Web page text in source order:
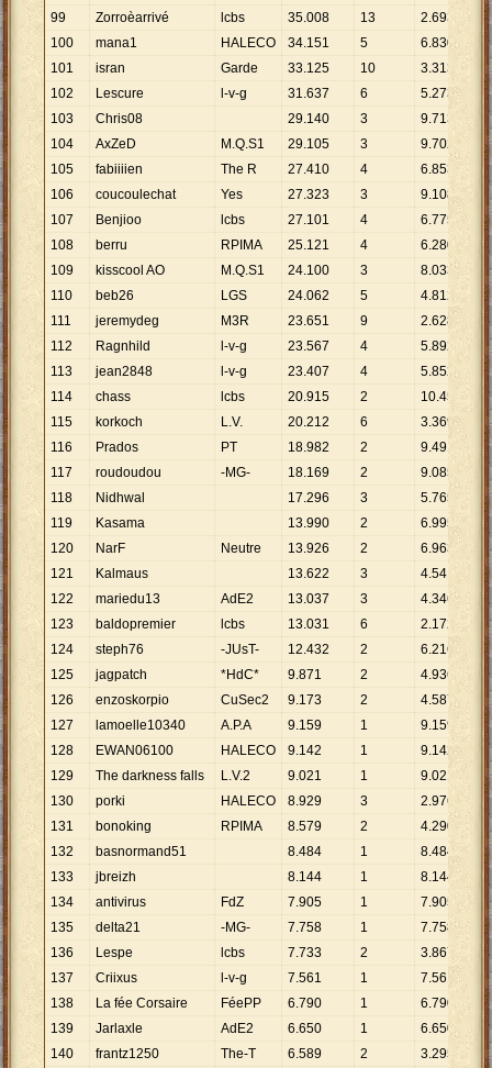
99
Zorroèarrivé lcbs 35.008 13 2.693
100
mana1 HALECO 34.151 5 6.830
101
isran Garde 33.125 10 3.313
102
Lescure l-v-g 31.637 6 5.273
103
Chris08 29.140 3 9.713
104
AxZeD M.Q.S1 29.105 3 9.702
105
fabiiiien The R 27.410 4 6.853
106
coucoulechat Yes 27.323 3 9.108
107
Benjioo lcbs 27.101 4 6.775
108
berru RPIMA 25.121 4 6.280
109
kisscool AO M.Q.S1 24.100 3 8.033
110
beb26 LGS 24.062 5 4.812
111
jeremydeg M3R 23.651 9 2.628
112
Ragnhild l-v-g 23.567 4 5.892
113
jean2848 l-v-g 23.407 4 5.852
114
chass lcbs 20.915 2 10.458
115
korkoch L.V. 20.212 6 3.369
116
Prados PT 18.982 2 9.491
117
roudoudou -MG- 18.169 2 9.085
118
Nidhwal 17.296 3 5.765
119
Kasama 13.990 2 6.995
120
NarF Neutre 13.926 2 6.963
121
Kalmaus 13.622 3 4.541
122
mariedu13 AdE2 13.037 3 4.346
123
baldopremier lcbs 13.031 6 2.172
124
steph76 -JUsT- 12.432 2 6.216
125
jagpatch *HdC* 9.871 2 4.936
126
enzoskorpio CuSec2 9.173 2 4.587
127
lamoelle10340 A.P.A 9.159 1 9.159
128
EWAN06100 HALECO 9.142 1 9.142
129
The darkness falls L.V.2 9.021 1 9.021
130
porki HALECO 8.929 3 2.976
131
bonoking RPIMA 8.579 2 4.290
132
basnormand51 8.484 1 8.484
133
jbreizh 8.144 1 8.144
134
antivirus FdZ 7.905 1 7.905
135
delta21 -MG- 7.758 1 7.758
136
Lespe lcbs 7.733 2 3.867
137
Criixus l-v-g 7.561 1 7.561
138
La fée Corsaire FéePP 6.790 1 6.790
139
Jarlaxle AdE2 6.650 1 6.650
140
frantz1250 The-T 6.589 2 3.295